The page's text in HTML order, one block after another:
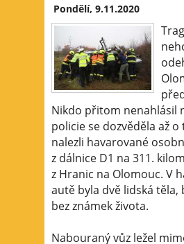
Pondělí, 9.11.2020
Nikdo přitom nenahlásil
policie se dozvěděla až o
nalezli havarované
z dálnice D1 na 311.
z Hranic na Olomouc. V
autě byla dvě lidská těla,
bez známek života.
Nabouraný vůz ležel